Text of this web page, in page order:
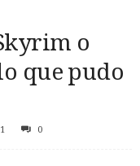
o
que pudo
0